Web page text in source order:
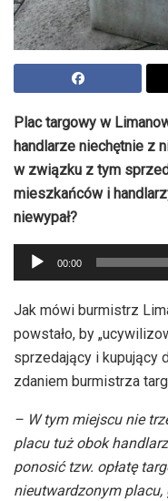
Plac targowy w
handlarze niechętnie z
w związku z tym
mieszkańców i
niewypał?
Odtwarzacz
plików
dźwiękowych
00:00
Jak mówi burmistrz
powstało, by
sprzedający i kupujący
zdaniem burmistrza
– W tym miejscu nie
placu tuż obok
ponosić tzw. opłatę
nieutwardzonym placu,